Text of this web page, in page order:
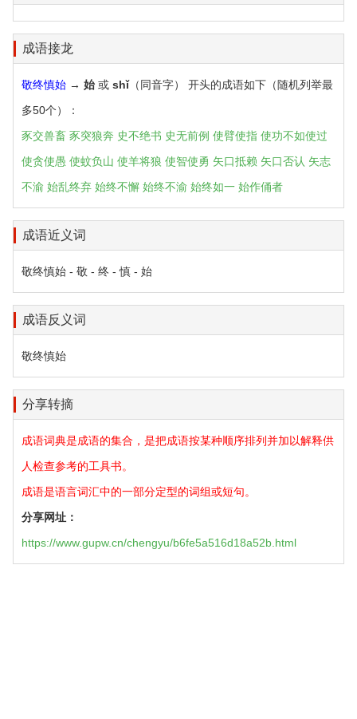
成语接龙
敬终慎始 → 始 或 shǐ（同音字） 开头的成语如下（随机列举最
多50个）：
豕交兽畜 豕突狼奔 史不绝书 史无前例 使臂使指 使功不如使过
使贪使愚 使蚊负山 使羊将狼 使智使勇 矢口抵赖 矢口否认 矢志
不渝 始乱终弃 始终不懈 始终不渝 始终如一 始作俑者
成语近义词
敬终慎始 - 敬 - 终 - 慎 - 始
成语反义词
敬终慎始
分享转摘
成语词典是成语的集合，是把成语按某种顺序排列并加以解释供
人检查参考的工具书。
成语是语言词汇中的一部分定型的词组或短句。
分享网址：
https://www.gupw.cn/chengyu/b6fe5a516d18a52b.html